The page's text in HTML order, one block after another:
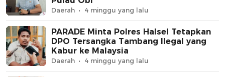
Daerah 4 minggu yang lalu
PARADE Minta Polres Halsel Tetapkan
DPO Tersangka Tambang Ilegal yang
Kabur ke Malaysia
Daerah 4 minggu yang lalu